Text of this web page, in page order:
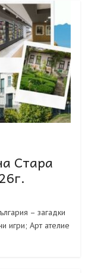
Стара
– загадки
игри; Арт ателие